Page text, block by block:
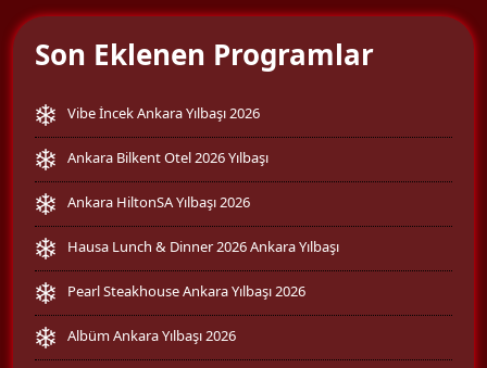
Son Eklenen Programlar
Vibe İncek Ankara Yılbaşı 2026
Ankara Bilkent Otel 2026 Yılbaşı
Ankara HiltonSA Yılbaşı 2026
Hausa Lunch & Dinner 2026 Ankara Yılbaşı
Pearl Steakhouse Ankara Yılbaşı 2026
Albüm Ankara Yılbaşı 2026